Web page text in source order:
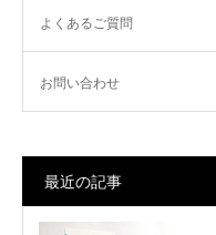
よくあるご質問
お問い合わせ
最近の記事